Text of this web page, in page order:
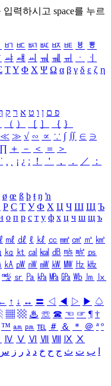
입력하시고 space를 누르
ㅲ ㅳ ㅴ ㅵ ㅶ ㅷ ㅸ
ㅹ
ㆇ ㆈ ㆉ ㆊ ㆋ ㆌ ㆍ
ㆎ
ΤΥ Φ Χ Ψ Ω α β γ δ ε ζ η
פ ם ן ו ט א ר ק
（ ） ［ ］ ｛ ｝
≪ ≫ √ ∽ ∝ ∵ ∫ ∬ ∈ ∋
∏ ＋ － ＜ ＝
＞
˙ ¸ ¡ ¿ ː ！ ＇ ， ． ／
：
ø œ ß þ ŧ ŋ ŉ
Р С Т У Ф Х Ц Ч Ш Щ Ъ
о п р с т у ф х ц ч ш щ ъ
㎖ ㎗ ℓ ㎘ ㏄ ㎣ ㎤ ㎥ ㎦
㎏ ㏏ ㎈ ㎉ ㏈ ㎧ ㎨ ㎰
㎄ ㎺ ㎻ ㎽ ㎾ ㎿ ㎐ ㎑
㎯ ㏛ ㎩ ㎪ ㎫ ㎬ ㏝ ㏐
㏓
↑ ↓ ↔ 〓 ◁ ◀ ▷ ▶ ♤
▦ ▩ ♨ ☏ ☎ ☜ ☞ ¶ †
™ ㏂ ㏘ ℡ ＃ ＆ ＊ ＠ ª º
Ⅳ Ⅴ Ⅵ Ⅶ Ⅷ Ⅸ Ⅹ
ب ت ث ج ح خ د ذ ر ز